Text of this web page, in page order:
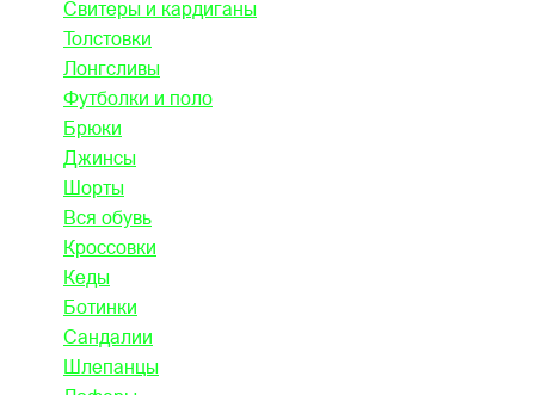
Свитеры и кардиганы
Толстовки
Лонгсливы
Футболки и поло
Брюки
Джинсы
Шорты
Вся обувь
Кроссовки
Кеды
Ботинки
Сандалии
Шлепанцы